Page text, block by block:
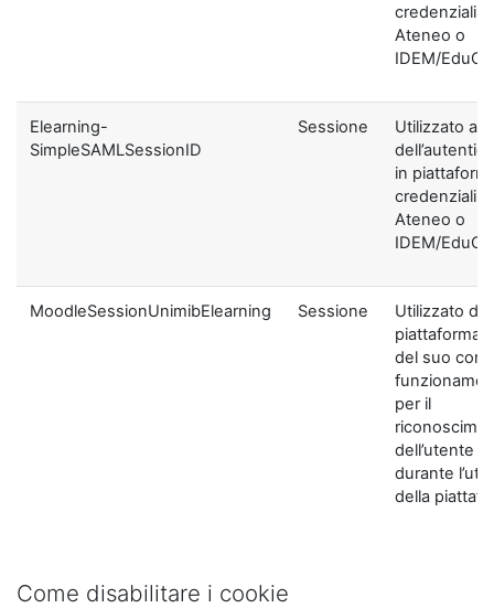
credenziali di
Ateneo o
IDEM/
Elearning-
SimpleSAMLSessionID
Sessione
Utilizzato ai
in
credenziali di
Ateneo o
IDEM/
MoodleSessionUnimibElearning Sessione
Utilizzato
piattaforma
del suo
per il
dell’utente
durante
della
Come disabilitare i cookie